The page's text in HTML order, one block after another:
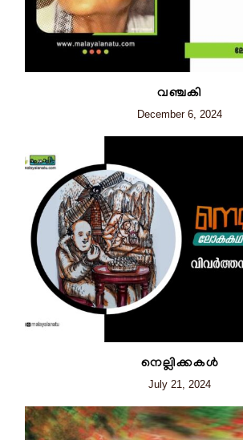
വഞ്ചകി
December 6, 2024
നെല്ലിക്കകൾ
July 21, 2024